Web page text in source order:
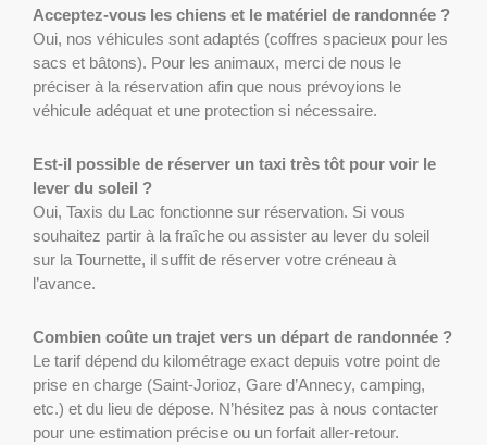
Acceptez-vous les chiens et le matériel de randonnée ?
Oui, nos véhicules sont adaptés (coffres spacieux pour les
sacs et bâtons). Pour les animaux, merci de nous le
préciser à la réservation afin que nous prévoyions le
véhicule adéquat et une protection si nécessaire.
Est-il possible de réserver un taxi très tôt pour voir le
lever du soleil ?
Oui, Taxis du Lac fonctionne sur réservation. Si vous
souhaitez partir à la fraîche ou assister au lever du soleil
sur la Tournette, il suffit de réserver votre créneau à
l’avance.
Combien coûte un trajet vers un départ de randonnée ?
Le tarif dépend du kilométrage exact depuis votre point de
prise en charge (Saint-Jorioz, Gare d’Annecy, camping,
etc.) et du lieu de dépose. N’hésitez pas à nous contacter
pour une estimation précise ou un forfait aller-retour.